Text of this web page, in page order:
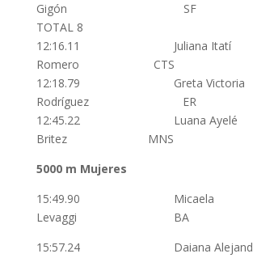
Gigón
TOTAL 8
12:16.11 Juliana Itatí
Romero CTS
12:18.79 Greta Victoria
Rodríguez ER
12:45.22 Luana Ayelé
Britez MNS
5000 m Mujeres
15:49.90 Micaela
Levaggi BA
15:57.24 Daiana